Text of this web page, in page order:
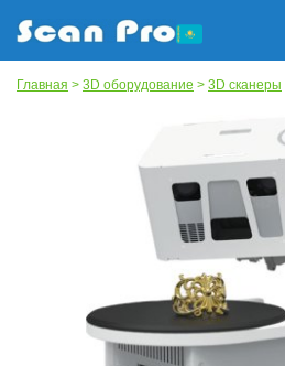
Главная > 3D оборудование > 3D сканеры